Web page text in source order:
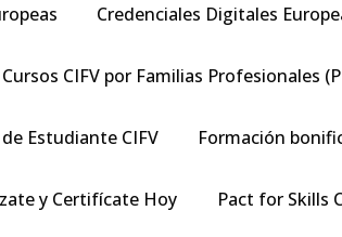
Credenciales Digitales
Cursos CIFV por Familias Profesionales
Estudiante CIFV Formación
y Certifícate Hoy Pact for Skills